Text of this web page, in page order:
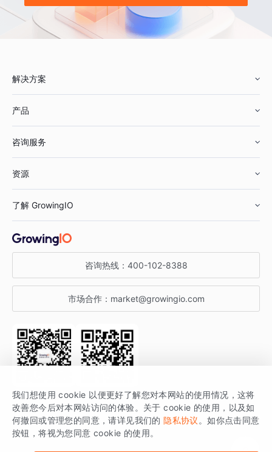
解决方案
鞋服行业
汽车行业
金融行业
产品
智能运营
获客分析
咨询服务
资源
增长公开课
增长博客
开发者文档
SDK 文档
场景指南
了解 GrowingIO
关于 GrowingIO
增长大会
行业活动
咨询热线： 400-102-8388
市场合作： market@growingio.com
关注公众号 获取更多干货
GrowingIO 是专注于数据智能分析与增长的品牌，核心平台为 GrowingIO
分析云。
我们想使用 cookie 以便更好了解您对本网站的使用情况，这将
改善您今后对本网站访问的体验。关于 cookie 的使用，以及如
何撤回或管理您的同意，请详见我们的 隐私协议 。如你点击同意
按钮，将视为您同意 cookie 的使用。